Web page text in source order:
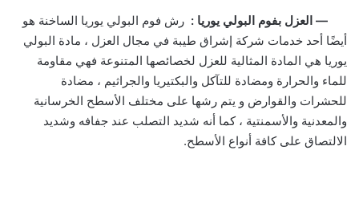
— العزل بفوم البولي يوريا : رش فوم البولي يوريا الساخنة هو
أيضًا أحد خدمات شركة إشراق طيبة في مجال العزل ، مادة البولي
يوريا هي المادة المثالية للعزل لخصائصها المتنوعة فهي مقاومة
للماء والحرارة ومضادة للتآكل والبكتيريا والجراثيم ، مضادة
للحشرات والقوارض و يتم رشها على مختلف الأسطح الخرسانية
والمعدنية والأسمنتية ، كما أنه شديد التصلب عند جفافه وشديد
الالتصاق على كافة أنواع الأسطح.